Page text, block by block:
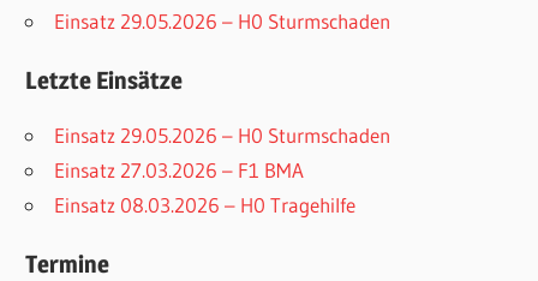
Einsatz 29.05.2026 – H0 Sturmschaden
Letzte Einsätze
Einsatz 29.05.2026 – H0 Sturmschaden
Einsatz 27.03.2026 – F1 BMA
Einsatz 08.03.2026 – H0 Tragehilfe
Termine